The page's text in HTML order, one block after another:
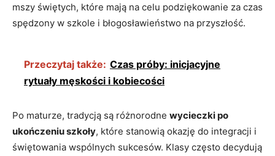
mszy świętych, które mają na celu podziękowanie za czas
spędzony w‌ szkole i błogosławieństwo na⁤ przyszłość.
Przeczytaj także: Czas próby: inicjacyjne
rytuały męskości i kobiecości
Po maturze,‌ tradycją⁤ są różnorodne wycieczki po
ukończeniu szkoły,​ które stanowią okazję do integracji i ​
świętowania wspólnych sukcesów. Klasy często⁤ decydują